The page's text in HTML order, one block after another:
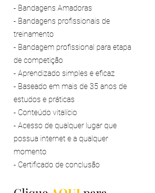
- Bandagens Amadoras
- Bandagens profissionais de
treinamento
- Bandagem profissional para etapa
de competição
- Aprendizado simples e eficaz
- Baseado em mais de 35 anos de
estudos e práticas
- Conteúdo vitalício
- Acesso de qualquer lugar que
possua internet e a qualquer
momento
- Certificado de conclusão